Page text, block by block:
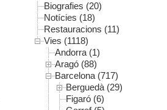
Biografies (20)
Notícies (18)
Restauracions (11)
Vies (1118)
Andorra (1)
Aragó (88)
Barcelona (717)
Berguedà (29)
Figaró (6)